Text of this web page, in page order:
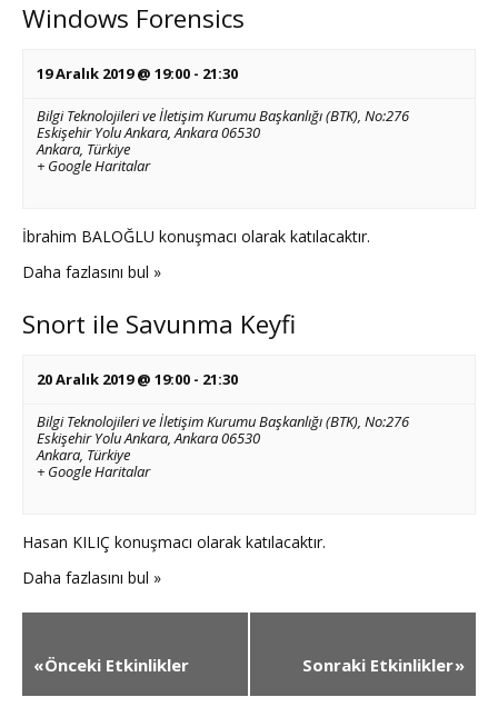
Windows Forensics
19 Aralık 2019 @ 19:00 - 21:30
Bilgi Teknolojileri ve İletişim Kurumu Başkanlığı (BTK), No:276
Eskişehir Yolu Ankara, Ankara 06530
Ankara, Türkiye
+ Google Haritalar
İbrahim BALOĞLU konuşmacı olarak katılacaktır.
Daha fazlasını bul »
Snort ile Savunma Keyfi
20 Aralık 2019 @ 19:00 - 21:30
Bilgi Teknolojileri ve İletişim Kurumu Başkanlığı (BTK), No:276
Eskişehir Yolu Ankara, Ankara 06530
Ankara, Türkiye
+ Google Haritalar
Hasan KILIÇ konuşmacı olarak katılacaktır.
Daha fazlasını bul »
«Önceki Etkinlikler Sonraki Etkinlikler»